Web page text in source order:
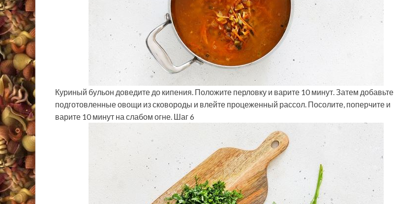
Куриный бульон доведите до кипения. Положите перловку и варите 10 минут. Затем добавьте
подготовленные овощи из сковороды и влейте процеженный рассол. Посолите, поперчите и
варите 10 минут на слабом огне. Шаг 6